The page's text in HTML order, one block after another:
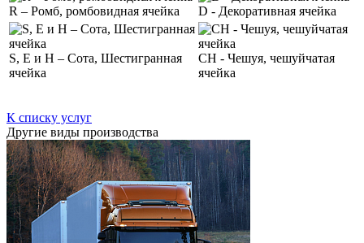
R – Ромб, ромбовидная ячейка D - Декоративная ячейка
S, E и H – Сота, Шестигранная
ячейка
CH - Чешуя, чешуйчатая
ячейка
К списку услуг
Другие виды производства